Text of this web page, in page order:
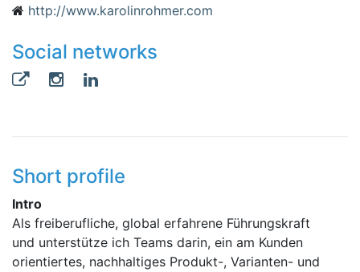
http://www.karolinrohmer.com
Social networks
Short profile
Intro
Als freiberufliche, global erfahrene Führungskraft
und unterstütze ich Teams darin, ein am Kunden
orientiertes, nachhaltiges Produkt-, Varianten- und